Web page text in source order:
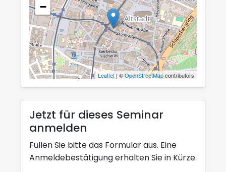
−
Leaflet| ©OpenStreetMapcontributors
Jetzt für dieses Seminar
anmelden
Füllen Sie bitte das Formular aus. Eine
Anmeldebestätigung erhalten Sie in Kürze.